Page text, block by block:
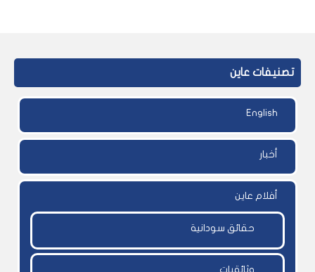
تصنيفات عاين
English
أخبار
أفلام عاين
حقائق سودانية
وثائقيات